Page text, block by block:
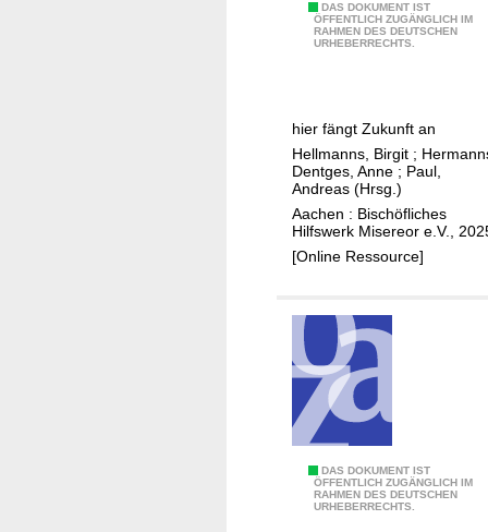
DAS DOKUMENT IST
ÖFFENTLICH ZUGÄNGLICH IM
RAHMEN DES DEUTSCHEN
URHEBERRECHTS.
e
i
n
e
f
ü
e
n
n
hier fängt Zukunft an
Hellmanns, Birgit ;
Dentges, Anne ; Paul,
Andreas (Hrsg.)
Aachen : Bischöfliches
Hilfswerk Misereor e.V.,
[Online Ressource]
DAS DOKUMENT IST
ÖFFENTLICH ZUGÄNGLICH IM
RAHMEN DES DEUTSCHEN
URHEBERRECHTS.